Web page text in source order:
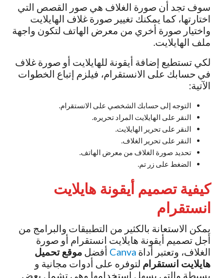
سوف تجد أن صورة الغلاف هي صور القصص التي
اختارتها، كما يمكنك تغيير صورة غلاف الهايلايت
واختيار صورة أخري من معرض الهاتف لتكون واجهة
ملف الهايلايت.
لكي تستطيع إضافة أيقونة للهايلايت أو صورة غلاف
في حسابك على الانستقرام، فيلزم إتباع الخطوات
الآتية:
التوجه إلى حسابك الشخصي على الانستقرام.
النقر على الهايلايت المراد تحريره.
النقر على تحرير الهايلايت.
النقر على تحرير الغلاف.
تحديد صورة الغلاف من معرض الهاتف.
الضغط على زر تم.
كيفية تصميم أيقونة هايلايت
انستقرام
يمكن الاستعانة بالكثير من التطبيقات والبرامج من
أجل تصميم أيقونة هايلايت انستقرام أو صورة
الغلاف، وتعتبر أداة Canva أفضل موقع تحميل
هايلايت انستقرام لتوفره على أدوات مجانية و
بسيطة والتي يسهل استخدامها وهي تشمل بعض